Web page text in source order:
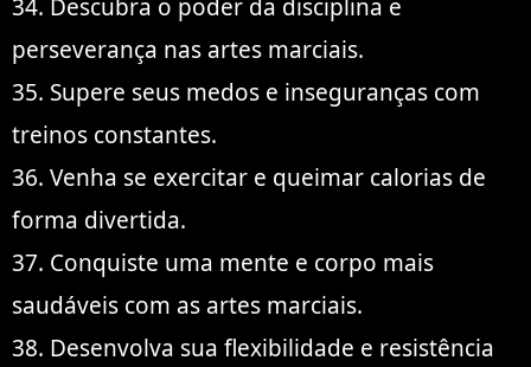
34. Descubra o poder da disciplina e
perseverança nas artes marciais.
35. Supere seus medos e inseguranças com
treinos constantes.
36. Venha se exercitar e queimar calorias de
forma divertida.
37. Conquiste uma mente e corpo mais
saudáveis com as artes marciais.
38. Desenvolva sua flexibilidade e resistência